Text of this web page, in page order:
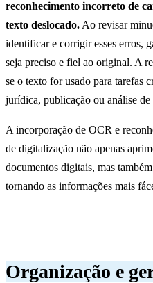
reconhecimento incorreto de
texto deslocado. Ao revisar
identificar e corrigir esses erros,
seja preciso e fiel ao original. A
se o texto for usado para tarefas
jurídica, publicação ou análise de
A incorporação de OCR e
de digitalização não apenas
documentos digitais, mas
tornando as informações mais
Organização e